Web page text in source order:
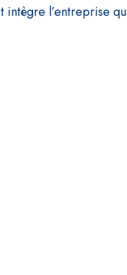
intègre l’entreprise